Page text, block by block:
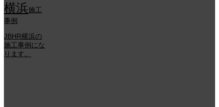
横浜施工
事例
JBHR横浜の
施工事例にな
ります。